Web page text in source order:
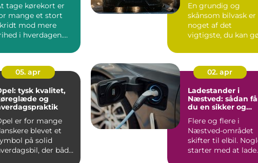
tage kørekort er
mange et stort
mod mere
i hverdagen.
h...
En grundig og
skånsom bilvask er
noget af det
vigtigste, du kan
og bevar...
05. apr
tysk kvalitet,
og
er for mange
blevet et
på solid
der både
02. apr
Ladestander i
Næstved: sådan
du en sikker og
opladningsløsning
Flere og flere i
Næstved-området
skifter til elbil.
starter med at lade